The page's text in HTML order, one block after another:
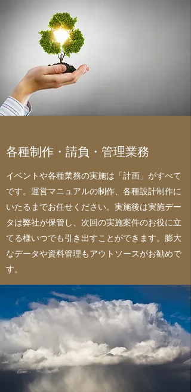
各種制作・請負・管理業務
イベントや各種業務の実施は「計画」がすべて
です。運営マニュアルの制作、各種設計制作に
いたるまでお任せください。実施後は実施デー
タは弊社が保管し、次回の実施案件のお役に立
てる様いつでも引き出すことができます。膨大
なデータや資料管理もアウトソースがお勧めで
す。